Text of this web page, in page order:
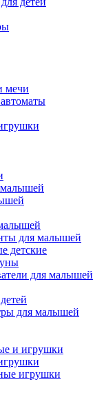
мечи
для малышей
детские
для малышей
для малышей
и игрушки
игрушки